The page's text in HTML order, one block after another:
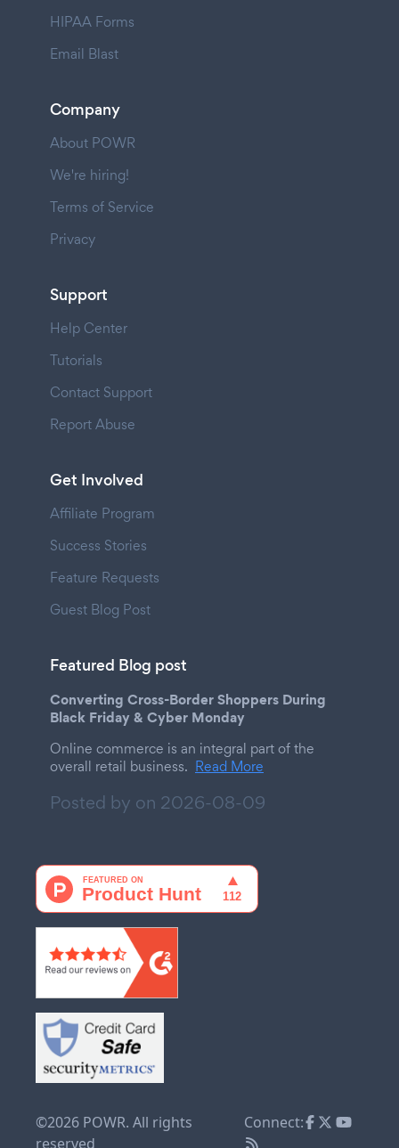
HIPAA Forms
Email Blast
Company
About POWR
We're hiring!
Terms of Service
Privacy
Support
Help Center
Tutorials
Contact Support
Report Abuse
Get Involved
Affiliate Program
Success Stories
Feature Requests
Guest Blog Post
Featured Blog post
Converting Cross-Border Shoppers During
Black Friday & Cyber Monday
Online commerce is an integral part of the
overall retail business. Read More
Posted by on 2026-08-09
©2026 POWR. All rights
reserved
Connect: